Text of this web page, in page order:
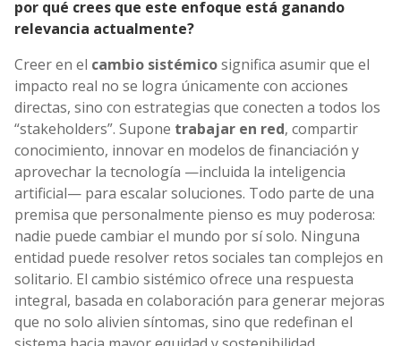
por qué crees que este enfoque está ganando
relevancia actualmente?
Creer en el cambio sistémicosignifica asumir que el
impacto real no se logra únicamente con acciones
directas, sino con estrategias que conecten a todos los
“stakeholders”. Supone trabajar en red, compartir
conocimiento, innovar en modelos de financiación y
aprovechar la tecnología —incluida la inteligencia
artificial— para escalar soluciones. Todo parte de una
premisa que personalmente pienso es muy poderosa:
nadie puede cambiar el mundo por sí solo. Ninguna
entidad puede resolver retos sociales tan complejos en
solitario. El cambio sistémico ofrece una respuesta
integral, basada en colaboración para generar mejoras
que no solo alivien síntomas, sino que redefinan el